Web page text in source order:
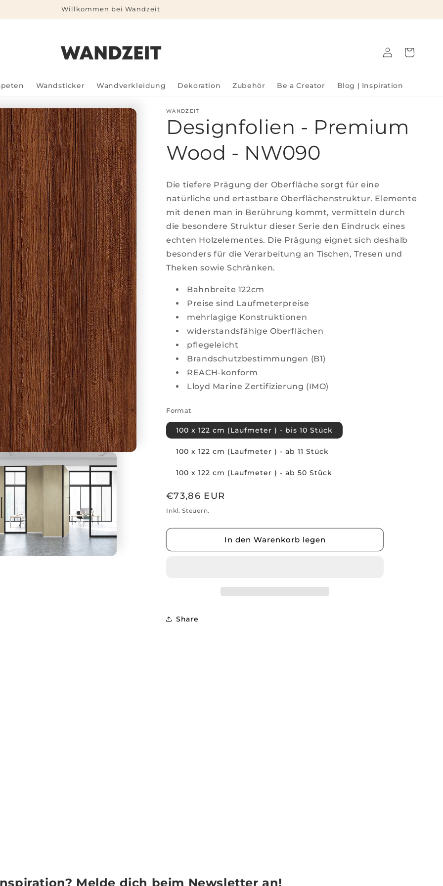
Willkommen bei Wandzeit
Wandsticker Wandverkleidung Dekoration Zubehör Be a Creator Blog | Inspiration
Einloggen
Warenkorb
WANDZEIT
Designfolien - Premium
Wood - NW090
Die tiefere Prägung der Oberfläche sorgt für eine
natürliche und ertastbare Oberflächenstruktur. Elemente
mit denen man in Berührung kommt, vermitteln durch
die besondere Struktur dieser Serie den Eindruck eines
echten Holzelementes. Die Prägung eignet sich deshalb
besonders für die Verarbeitung an Tischen, Tresen und
Theken sowie Schränken.
Bahnbreite 122cm
Preise sind Laufmeterpreise
mehrlagige Konstruktionen
widerstandsfähige Oberflächen
pflegeleicht
Brandschutzbestimmungen (B1)
REACH-konform
Lloyd Marine Zertifizierung (IMO)
Format
100 x 122 cm (Laufmeter ) - bis 10 Stück
100 x 122 cm (Laufmeter ) - ab 11 Stück
100 x 122 cm (Laufmeter ) - ab 50 Stück
Normaler
Preis
€73,86 EUR
Inkl. Steuern.
In den Warenkorb legen
Share
Melde dich beim Newsletter an!